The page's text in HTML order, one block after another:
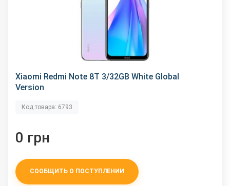
Xiaomi Redmi Note 8T 3/32GB White Global
Version
Код товара: 6793
0 грн
СООБЩИТЬ О ПОСТУПЛЕНИИ